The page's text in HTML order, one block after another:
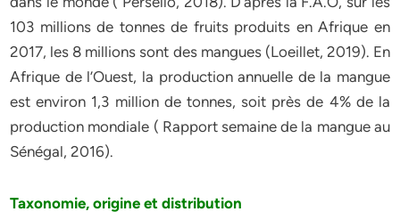
103 millions de tonnes de fruits produits en Afrique en
2017, les 8 millions sont des mangues (Loeillet, 2019). En
Afrique de l’Ouest, la production annuelle de la mangue
est environ 1,3 million de tonnes, soit près de 4% de la
production mondiale ( Rapport semaine de la mangue au
Sénégal, 2016).
Taxonomie, origine et distribution